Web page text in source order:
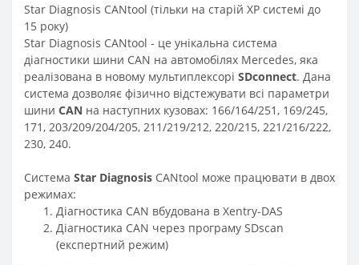
Star Diagnosis CANtool (тільки на старій XP системі до
15 року)
Star Diagnosis CANtool - це унікальна система
діагностики шини CAN на автомобілях Mercedes, яка
реалізована в новому мультиплексорі SDconnect. Дана
система дозволяє фізично відстежувати всі параметри
шини CAN на наступних кузовах: 166/164/251, 169/245,
171, 203/209/204/205, 211/219/212, 220/215, 221/216/222,
230, 240.
Система Star Diagnosis CANtool може працювати в двох
режимах:
Діагностика CAN вбудована в Xentry-DAS
Діагностика CAN через програму SDscan
(експертний режим)